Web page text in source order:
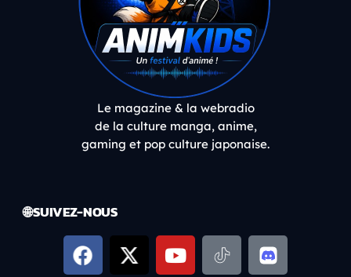
Le magazine & la webradio
de la culture manga, anime,
gaming et pop culture japonaise.
🌐 SUIVEZ-NOUS